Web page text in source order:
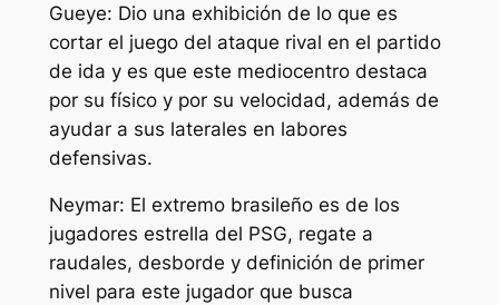
Gueye: Dio una exhibición de lo que es
cortar el juego del ataque rival en el partido
de ida y es que este mediocentro destaca
por su físico y por su velocidad, además de
ayudar a sus laterales en labores
defensivas.
Neymar: El extremo brasileño es de los
jugadores estrella del PSG, regate a
raudales, desborde y definición de primer
nivel para este jugador que busca